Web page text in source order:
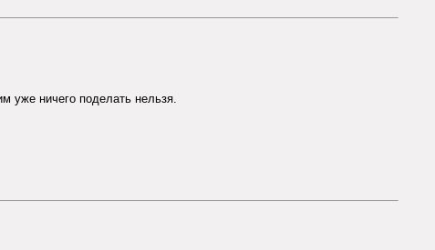
уже ничего поделать нельзя.